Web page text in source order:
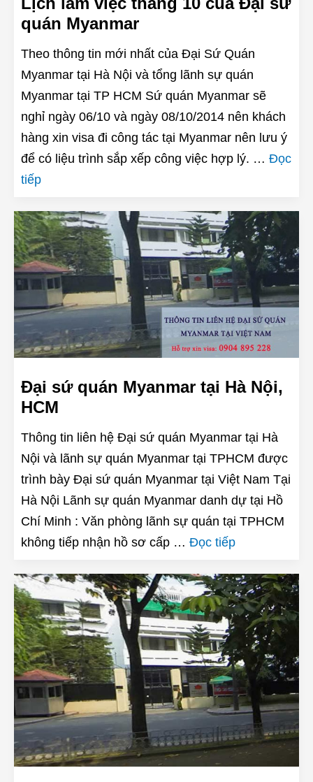
quán Myanmar
Theo thông tin mới nhất của Đại Sứ Quán
Myanmar tại Hà Nội và tổng lãnh sự quán
Myanmar tại TP HCM Sứ quán Myanmar sẽ
nghỉ ngày 06/10 và ngày 08/10/2014 nên khách
hàng xin visa đi công tác tại Myanmar nên lưu ý
để có liệu trình sắp xếp công việc hợp lý. … Đọc
tiếp
Đại sứ quán Myanmar tại Hà Nội,
HCM
Thông tin liên hệ Đại sứ quán Myanmar tại Hà
Nội và lãnh sự quán Myanmar tại TPHCM được
trình bày Đại sứ quán Myanmar tại Việt Nam Tại
Hà Nội Lãnh sự quán Myanmar danh dự tại Hồ
Chí Minh : Văn phòng lãnh sự quán tại TPHCM
không tiếp nhận hồ sơ cấp … Đọc tiếp